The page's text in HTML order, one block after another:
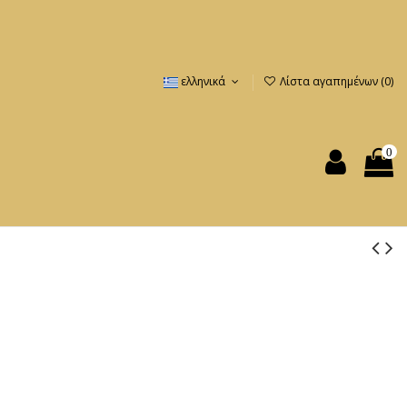
ελληνικά Λίστα αγαπημένων (0)
0